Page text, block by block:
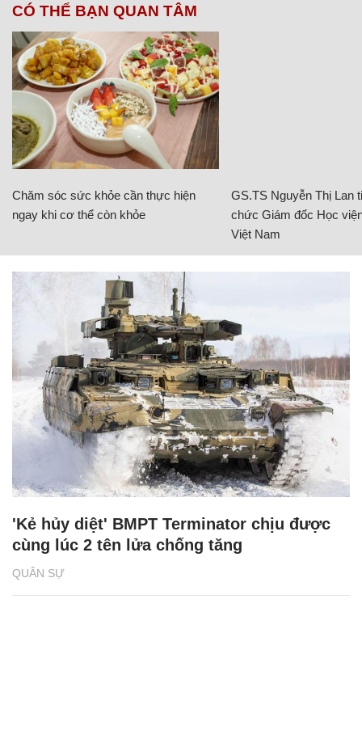
CÓ THỂ BẠN QUAN TÂM
Chăm sóc sức khỏe cần thực hiện
ngay khi cơ thể còn khỏe
GS.TS Nguyễn Thị Lan
chức Giám đốc Học
Việt Nam
QUÂN SỰ
'Kẻ hủy diệt' BMPT Terminator chịu được
cùng lúc 2 tên lửa chống tăng